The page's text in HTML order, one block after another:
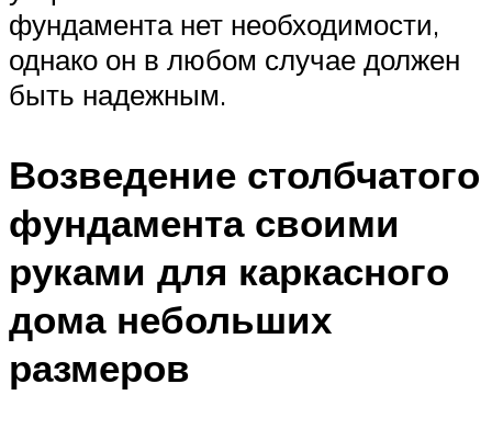
фундамента нет необходимости,
однако он в любом случае должен
быть надежным.
Возведение столбчатого
фундамента своими
руками для каркасного
дома небольших
размеров